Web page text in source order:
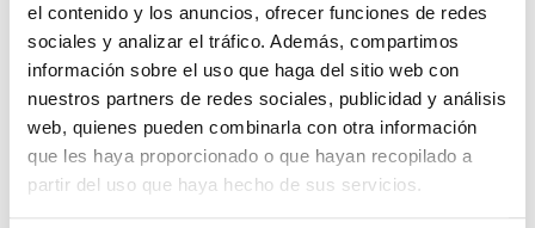
el contenido y los anuncios, ofrecer funciones de redes
sociales y analizar el tráfico. Además, compartimos
información sobre el uso que haga del sitio web con
nuestros partners de redes sociales, publicidad y análisis
web, quienes pueden combinarla con otra información
que les haya proporcionado o que hayan recopilado a
partir del uso que haya hecho de sus servicios.
+ Add to Google Calendar
+ iCal / Outlook export